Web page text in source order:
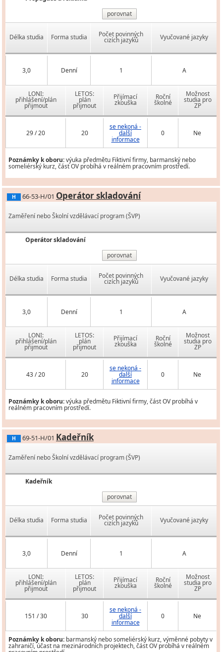
porovnat
Délka studia Forma studia Počet povinných
cizích jazyků Vyučované jazyky
3,0 Denní 1 A
LONI:
přihlášení/plán
přijmout
LETOS:
plán
přijmout
Přijímací
zkouška
Roční
školné
Možnost
studia pro
ZP
29 / 20 20
se nekoná -
další
informace
0 Ne
Poznámky k oboru:výuka předmětu Fiktivní firmy, barmanský nebo
someliérský kurz, část OV probíhá v reálném pracovním prostředí.
H 66-53-H/01 Operátor skladování
Zaměření nebo Školní vzdělávací program (ŠVP)
Operátor skladování
porovnat
Délka studia Forma studia Počet povinných
cizích jazyků Vyučované jazyky
3,0 Denní 1 A
LONI:
přihlášení/plán
přijmout
LETOS:
plán
přijmout
Přijímací
zkouška
Roční
školné
Možnost
studia pro
ZP
43 / 20 20
se nekoná -
další
informace
0 Ne
Poznámky k oboru:výuka předmětu Fiktivní firmy, část OV probíhá v
reálném pracovním prostředí.
H 69-51-H/01 Kadeřník
Zaměření nebo Školní vzdělávací program (ŠVP)
Kadeřník
porovnat
Délka studia Forma studia Počet povinných
cizích jazyků Vyučované jazyky
3,0 Denní 1 A
LONI:
přihlášení/plán
přijmout
LETOS:
plán
přijmout
Přijímací
zkouška
Roční
školné
Možnost
studia pro
ZP
151 / 30 30
se nekoná -
další
informace
0 Ne
Poznámky k oboru: barmanský nebo someliérský kurz, výměnné pobyty v
zahraničí, účast na mezinárodních projektech, část OV probíhá v reálném